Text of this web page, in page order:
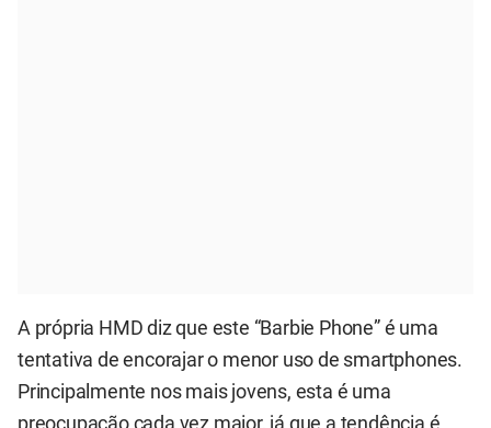
A própria HMD diz que este “Barbie Phone” é uma
tentativa de encorajar o menor uso de smartphones.
Principalmente nos mais jovens, esta é uma
preocupação cada vez maior, já que a tendência é